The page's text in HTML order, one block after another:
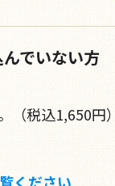
でいない方
税込1,650円）
ください